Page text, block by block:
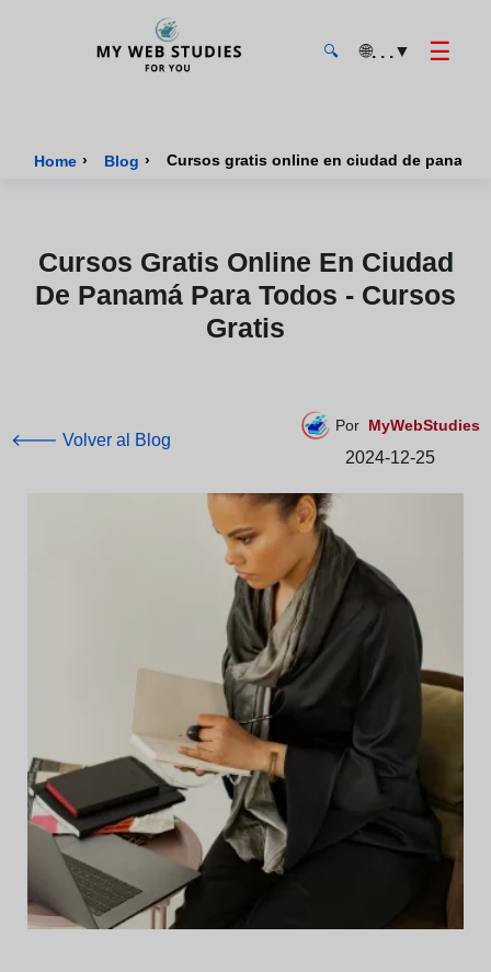
🔍 🌐. . .▼ ☰
Home › Blog ›
Cursos Gratis Online En Ciudad
De Panamá Para Todos - Cursos
Gratis
🡐 Volver al Blog
Por MyWebStudies
2024-12-25